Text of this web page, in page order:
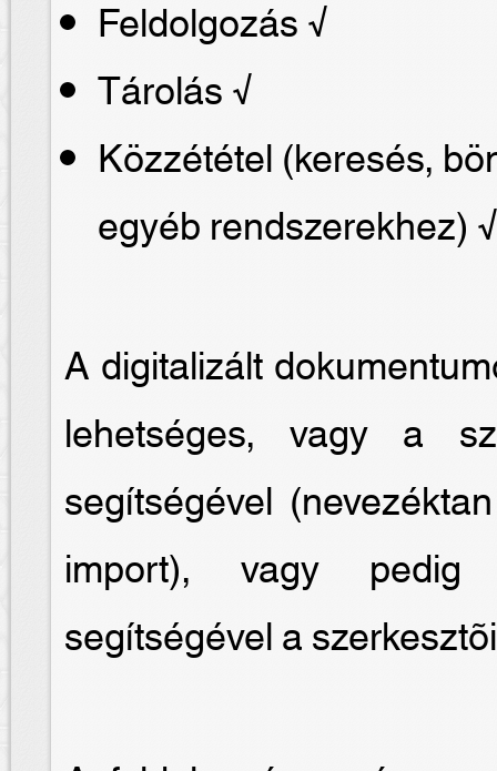
Feldolgozás √
Tárolás √
Közzététel (keresés,
egyéb rendszerekhez) √
A digitalizált
lehetséges, vagy a
segítségével
import), vagy
segítségével a